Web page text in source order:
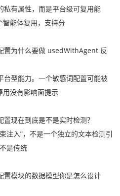
私有属性，而是平台级可复用能
智能体复用，支持分
置为什么要做 usedWithAgent 反
台型能力。一个敏感词配置可能被
用没有影响面提示
现在到底是不是实时检测？
注入”，不是一个独立的文本检测引
是传统
模块的数据模型你是怎么设计